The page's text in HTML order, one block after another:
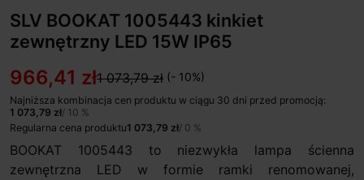
SLV BOOKAT 1005443 kinkiet
zewnętrzny LED 15W IP65
966,41 zł1 073,79 zł (- 10%)
Najniższa kombinacja cen produktu w ciągu 30 dni przed promocją:
1 073,79 zł/ 10 %
Regularna cena produktu1 073,79 zł/ 0 %
BOOKAT 1005443 to niezwykła lampa ścienna
zewnętrzna LED w formie ramki renomowanej,